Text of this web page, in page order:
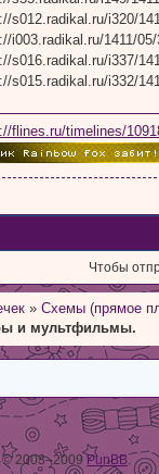
Чтобы
»Схемы (прямое
и мультфильмы.
© 2003–2009PunBB.